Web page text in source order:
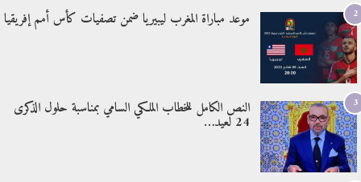
2 موعد مباراة المغرب ليبيريا ضمن تصفيات كأس أمم إفريقيا
3 النص الكامل للخطاب الملكي السامي بمناسبة حلول الذكرى
24 لعيد…